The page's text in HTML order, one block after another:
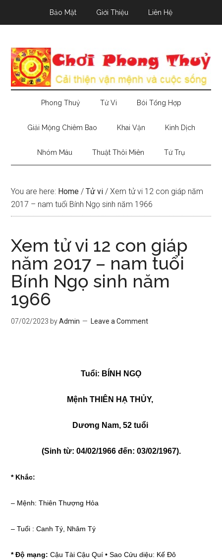
Bảo Mật Giới Thiệu Liên Hệ
Phong Thuỷ Tử Vi Bói Tổng Hợp
Giải Mộng Chiêm Bao Khai Vận Kinh Dịch
Nhóm Máu Thuật Thôi Miên Tứ Trụ
You are here: Home / Tử vi / Xem tử vi 12 con giáp năm
2017 – nam tuổi Bính Ngọ sinh năm 1966
Xem tử vi 12 con giáp
năm 2017 – nam tuổi
Bính Ngọ sinh năm
1966
07/02/2023 byAdmin Leave a Comment
Tuổi: BÍNH NGỌ
Mệnh THIÊN HẠ THỦY,
Dương Nam, 52 tuổi
(Sinh từ: 04/02/1966 đến: 03/02/1967).
* Khắc:
– Mệnh: Thiên Thượng Hỏa
– Tuổi : Canh Tý, Nhâm Tý
* Độ mạng: Cậu Tài Cậu Quí • Sao Cửu diệu: Kế Đô